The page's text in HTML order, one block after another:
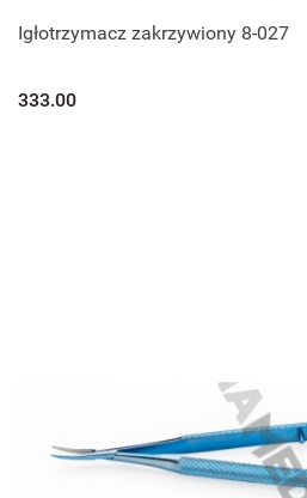
Igłotrzymacz zakrzywiony 8-027
333.00